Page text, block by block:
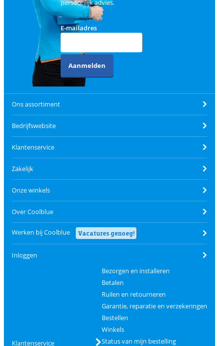
persoonlijk advies.
E-mailadres
Aanmelden
Ons assortiment
Bedrijfswebsite
Klantenservice
Zakelijk
Onze winkels
Over Coolblue
Werken bij Coolblue Vacatures genoeg!
Inloggen
Klantenservice
Bezorgen en installeren
Betalen
Ruilen en retourneren
Garantie, reparatie en verzekeringen
Bestellen
Winkels
Status van mijn bestelling